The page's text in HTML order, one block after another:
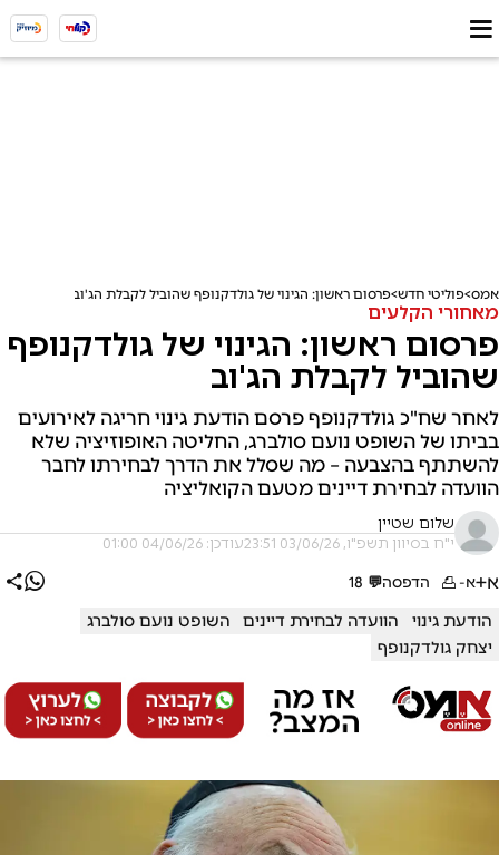
אמס פוליטי חדש פרסום ראשון: הגינוי של גולדקנופף שהוביל לקבלת הג'וב
מאחורי הקלעים
פרסום ראשון: הגינוי של גולדקנופף
שהוביל לקבלת הג'וב
לאחר שח"כ גולדקנופף פרסם הודעת גינוי חריגה לאירועים
בביתו של השופט נועם סולברג, החליטה האופוזיציה שלא
להשתתף בהצבעה – מה שסלל את הדרך לבחירתו לחבר
הוועדה לבחירת דיינים מטעם הקואליציה
שלום שטיין
י"ח בסיוון תשפ"ו, 03/06/26 23:51 עודכן: 04/06/26 01:00
א+א- הדפסה💬
18
הודעת גינוי הוועדה לבחירת דיינים
השופט נועם סולברג
יצחק גולדקנופף